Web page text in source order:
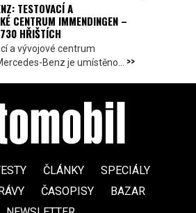
TESTOVACÍ A
CENTRUM IMMENDINGEN –
HŘIŠTÍCH
a vývojové centrum
Benz je umístěno... >>
ČLÁNKY
SPECIÁLY
ČASOPISY
BAZAR